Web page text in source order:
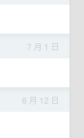
7 月 1 日
6 月 12 日